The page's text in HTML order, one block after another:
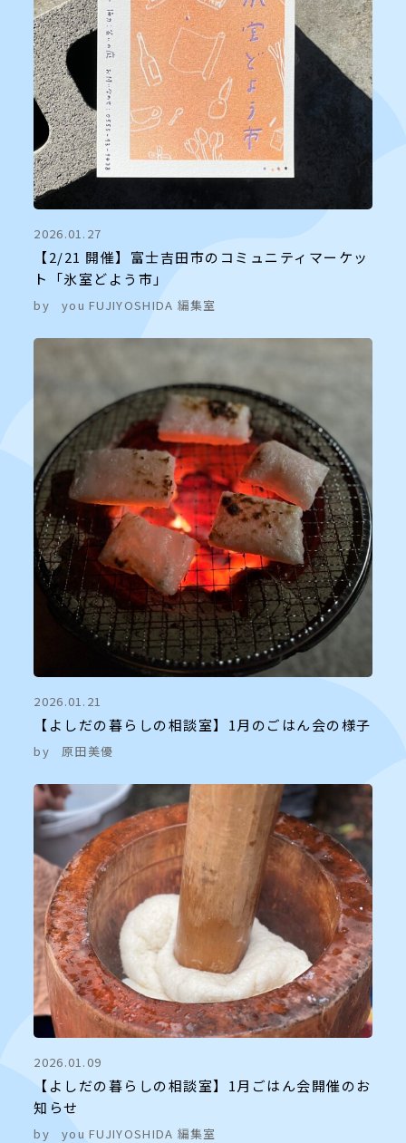
2026.01.27
【2/21 開催】富士吉田市のコミュニティマーケッ
ト「氷室どよう市」
by you FUJIYOSHIDA 編集室
2026.01.21
【よしだの暮らしの相談室】1月のごはん会の様子
by 原田美優
2026.01.09
【よしだの暮らしの相談室】1月ごはん会開催のお
知らせ
by you FUJIYOSHIDA 編集室